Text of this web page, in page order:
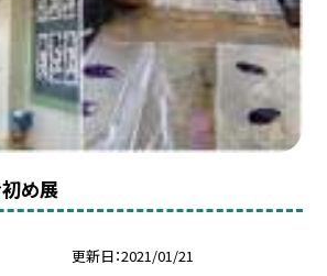
め展
更新日 2021/01/21